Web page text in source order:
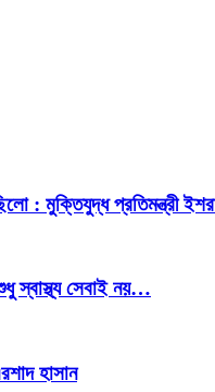
: মুক্তিযুদ্ধ প্রতিমন্ত্রী
স্বাস্থ্য সেবাই নয়…
হাসান